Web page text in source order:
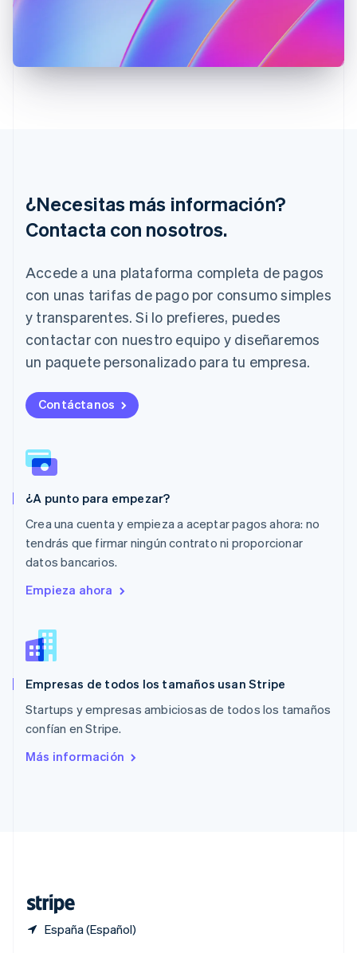
¿Necesitas más información?
Contacta con nosotros.
Accede a una plataforma completa de pagos
con unas tarifas de pago por consumo simples
y transparentes. Si lo prefieres, puedes
contactar con nuestro equipo y diseñaremos
un paquete personalizado para tu empresa.
Contáctanos
¿A punto para empezar?
Crea una cuenta y empieza a aceptar pagos ahora: no
tendrás que firmar ningún contrato ni proporcionar
datos bancarios.
Empieza ahora
Empresas de todos los tamaños usan Stripe
Startups y empresas ambiciosas de todos los tamaños
confían en Stripe.
Más información
España (Español)
Grecia
Italia
Italiano English
Japón
English
Liechtenstein
English
Lituania
English
Luxemburgo
Français Deutsch
Malasia
English简体中文
Malta
México
Español
English
Nueva Zelanda
Países Bajos
NederlandsEnglish
Polonia
Português
RAE de Hong Kong, China
Reino Unido
República Checa
English
English